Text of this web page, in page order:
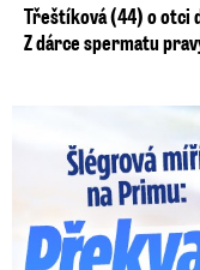
Třeštíková (44) o otci
Z dárce spermatu
Lucie Šlégrová míří